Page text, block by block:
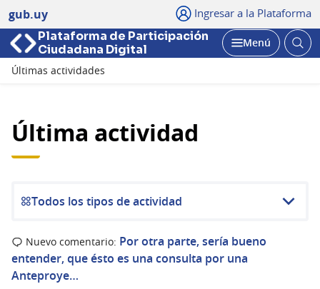
gub.uy Ingresar a la Plataforma
Plataforma de Participación
Ciudadana Digital
Abrir
Menú
Últimas actividades
Última actividad
Todos los tipos de actividad
Nuevo comentario: Por otra parte, sería bueno
entender, que ésto es una consulta por una
Anteproye…